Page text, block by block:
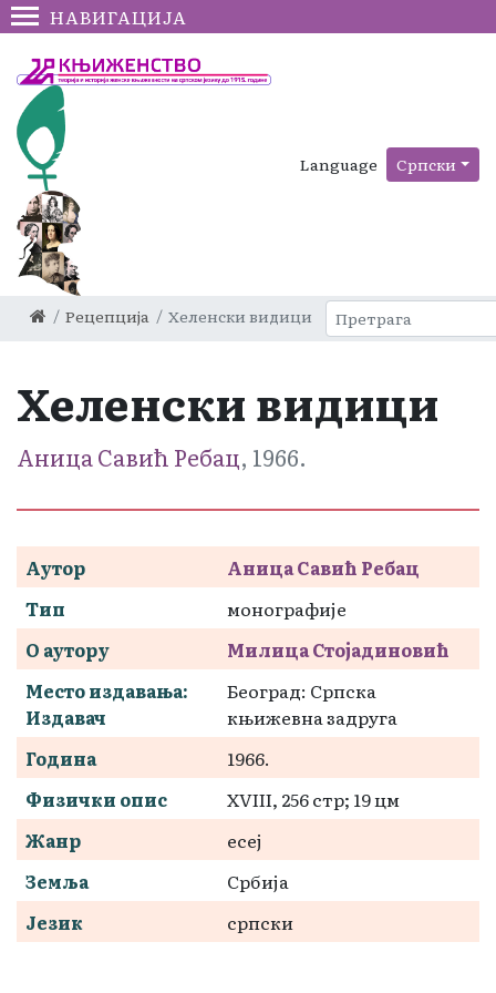
НАВИГАЦИЈА
Language Српски
Рецепција Хеленски видици
Хеленски видици
Аница Савић Ребац, 1966.
Аутор
Аница Савић Ребац
Тип
монографије
О аутору
Милица Стојадиновић
Место издавања:
Издавач
Београд: Српска
књижевна задруга
Година
1966.
Физички опис
XVIII, 256 стр; 19 цм
Жанр
есеј
Земља
Србија
Језик
српски